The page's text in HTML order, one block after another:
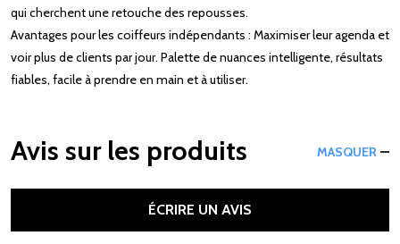
qui cherchent une retouche des repousses.
Avantages pour les coiffeurs indépendants : Maximiser leur agenda et
voir plus de clients par jour. Palette de nuances intelligente, résultats
fiables, facile à prendre en main et à utiliser.
Avis sur les produits MASQUER
ÉCRIRE UN AVIS